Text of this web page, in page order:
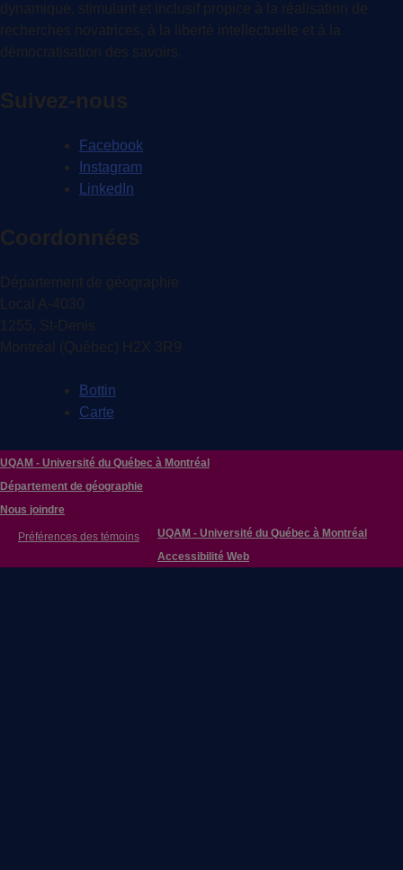
dynamique, stimulant et inclusif propice à la réalisation de
recherches novatrices, à la liberté intellectuelle et à la
démocratisation des savoirs.
Suivez-nous
Facebook
Instagram
LinkedIn
Coordonnées
Département de géographie
Local A-4030
1255, St-Denis
Montréal (Québec) H2X 3R9
Bottin
Carte
UQAM - Université du Québec à Montréal
Département de géographie
Nous joindre
Préférences des témoins
UQAM - Université du Québec à Montréal
Accessibilité Web